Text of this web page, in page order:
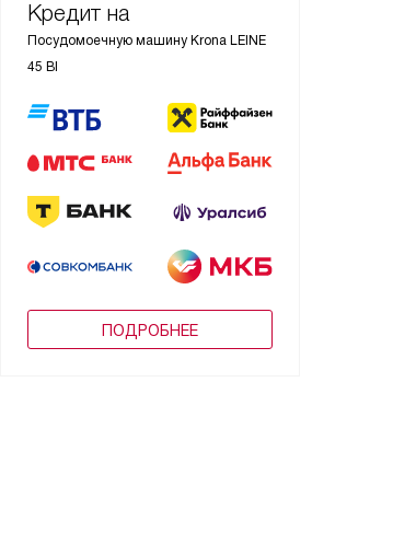
Кредит на
Посудомоечную машину Krona LEINE
45 BI
ПОДРОБНЕЕ